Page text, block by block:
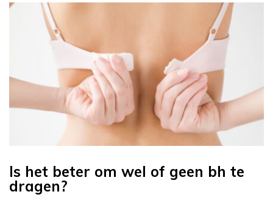
Is het beter om wel of geen bh te
dragen?